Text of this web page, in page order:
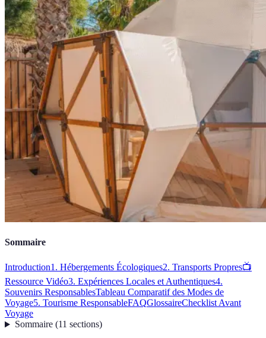
Sommaire
Introduction1. Hébergements Écologiques2. Transports Propres📺
Ressource Vidéo3. Expériences Locales et Authentiques4.
Souvenirs ResponsablesTableau Comparatif des Modes de
Voyage5. Tourisme ResponsableFAQGlossaireChecklist Avant
Voyage
Sommaire(11 sections)